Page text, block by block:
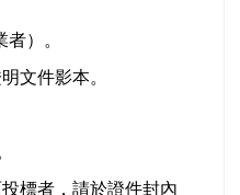
）。
文件影本。
標者，請於證件封內